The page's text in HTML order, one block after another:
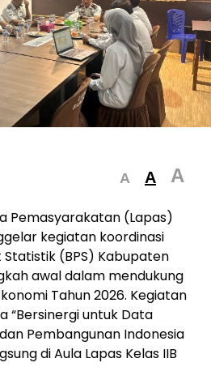
A A A
Pemasyarakatan (Lapas)
kegiatan koordinasi
(BPS) Kabupaten
awal dalam mendukung
Tahun 2026. Kegiatan
“Bersinergi untuk Data
Pembangunan Indonesia
di Aula Lapas Kelas IIB